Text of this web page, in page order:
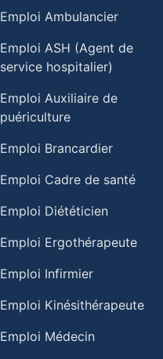
Emploi Ambulancier
Emploi ASH (Agent de
service hospitalier)
Emploi Auxiliaire de
puériculture
Emploi Brancardier
Emploi Cadre de santé
Emploi Diététicien
Emploi Ergothérapeute
Emploi Infirmier
Emploi Kinésithérapeute
Emploi Médecin